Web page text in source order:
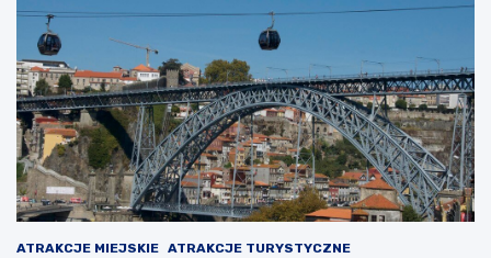
ATRAKCJE MIEJSKIE ATRAKCJE TURYSTYCZNE